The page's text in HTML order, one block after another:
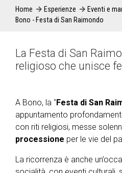
Home Esperienze
Eventi e
Bono - Festa di San Raimondo
La Festa di San
religioso che unisce
A Bono, la "Festa di San
appuntamento
con riti religiosi, messe
processione per le vie del
La ricorrenza è anche